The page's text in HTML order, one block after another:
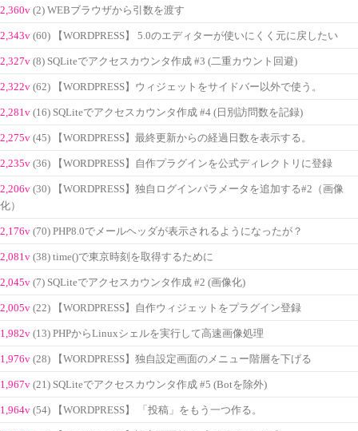
2,360v (2) WEBブラウザから引数を渡す
2,343v (60) 【WORDPRESS】 5.0のエディターが使いにくく元に戻したい
2,327v (8) SQLiteでアクセスカウンタ作成 #3 (二重カウント回避)
2,322v (62) 【WORDPRESS】ウィジェットをサイドバー以外で使う。
2,281v (16) SQLiteでアクセスカウンタ作成 #4 (日別訪問数を記録)
2,275v (45) 【WORDPRESS】最終更新からの経過日数を表示する。
2,235v (36) 【WORDPRESS】自作プラグインを公式ディレクトリに登録
2,206v (30) 【WORDPRESS】独自ログインパラメータを追加する#2（画像
化）
2,176v (70) PHP8.0でメールヘッダが表示されるようになったが？
2,081v (38) time()で東京時刻を取得するために
2,045v (7) SQLiteでアクセスカウンタ作成 #2 (画像化)
2,005v (22) 【WORDPRESS】自作ウィジェットをプラグイン登録
1,982v (13) PHPからLinuxシェルを実行して高速画像処理
1,976v (28) 【WORDPRESS】独自設定画面のメニュー階層を下げる
1,967v (21) SQLiteでアクセスカウンタ作成 #5 (Botを除外)
1,964v (54) 【WORDPRESS】 「投稿」をもう一つ作る。